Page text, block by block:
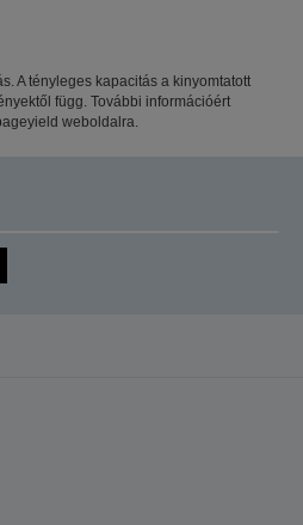
A tényleges kapacitás a kinyomtatott
függ. További információért
weboldalra.